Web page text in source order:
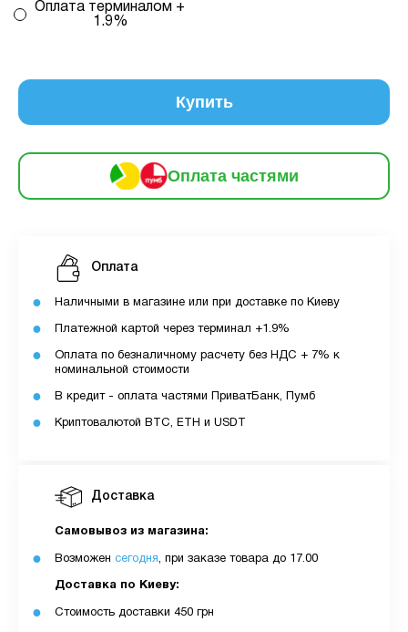
Оплата терминалом +
1.9%
Купить
Оплата частями
за вартість обраного вами товару, ви маєте
Оплата
платежів:
6
9
місяць:
179 грн
Інформація:
За допомогою ПУМБ ви маєте можливість
придбати товар в розстрочку.
Для оформлення розстрочки вам необхідно
застосунку ПУМБ.
Вартість пристрою це політика та умови компанії
Доставка
Самовывоз из магазина:
Возможен сегодня, при заказе товара до 17.00
Доставка по Киеву:
Стоимость доставки 450 грн
Оплата
Наличными в магазине или при доставке по Киеву
Платежной картой через терминал +1.9%
Оплата по безналичному расчету без НДС + 7% к
номинальной стоимости
В кредит - оплата частями ПриватБанк, Пумб
Криптовалютой BTC, ETH и USDT